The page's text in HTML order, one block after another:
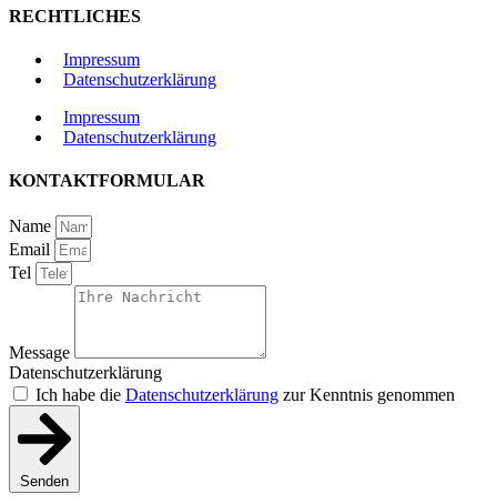
RECHTLICHES
Impressum
Datenschutzerklärung
Impressum
Datenschutzerklärung
KONTAKTFORMULAR
Name
Email
Tel
Message
Datenschutzerklärung
Ich habe die Datenschutzerklärung zur Kenntnis genommen
Senden